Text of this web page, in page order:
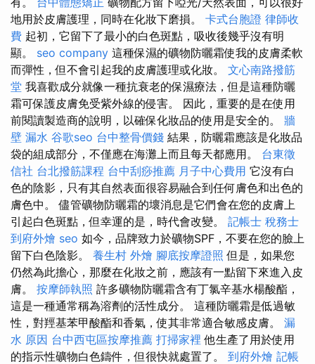
地用於皮膚護理，同時在化妝下磨損。 卡式台胞證 律師收
費 起初，它留下了最小的白色斑點，吸收後幾乎沒有明
顯。 seo company 這種保濕的礦物防曬霜使我的皮膚柔軟
而彈性，但不會引起我的皮膚護理或化妝。 文心南路撥筋
堂 我喜歡成分就像一種抗衰老的保濕療法，但是這種防曬
霜可保護皮膚免受紫外線的侵害。 因此，重要的是在使用
前閱讀製造商的說明，以確保化妝品的使用是安全的。 牆
壁 漏水 谷歌seo 台中整骨價錢 結果，防曬霜應該是化妝品
袋的組成部分，不僅應在海灘上而且每天都應用。 台東徵
信社 台北撥筋課程 台中刮痧推薦 月子中心費用 它沒有白
色的陰影，只有其自然表面很容易融合到任何膚色和出色的
膚色中。 儘管礦物防曬霜的壞消息是它們會在您的皮膚上
引起白色斑點，但幸運的是，時代會改變。 記帳士 稅務士
到府外燴 seo 如今，品牌致力於礦物SPF，不要在您的臉上
留下白色陰影。 養生村 外燴 腳底按摩證照 但是，如果您
仍然為此擔心，那麼在化妝之前，應該有一點留下來進入皮
膚。 按摩師執照 許多礦物防曬霜含有丁氯辛基水楊酸酯，
這是一種通常稱為溶劑的活性成分。 這種防曬霜是低過敏
性，對羥基苯甲酸酯和香氣，使其非常適合敏感皮膚。 漏
水 原因 台中西屯區按摩推薦 打掃家裡 他生產了用於使用
的指示性礦物白色鑄件，但很快就處置了。 到府外燴 記帳